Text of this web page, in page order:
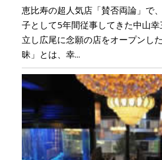
恵比寿の超人気店「賛否両論」で
子として5年間従事してきた中山
立し広尾に念願の店をオープンし
昧」とは、幸...